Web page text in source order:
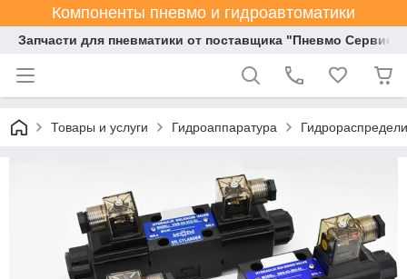
Компоненты пневмо и гидроавтоматики
Запчасти для пневматики от поставщика "Пневмо Сервис
Товары и услуги Гидроаппаратура